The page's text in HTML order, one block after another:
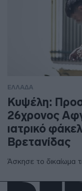
ΕΛΛΑΔΑ
Κυψέλη:
26χρονος
ιατρικό
Βρετανίδας
Άσκησε το δικαίωμα